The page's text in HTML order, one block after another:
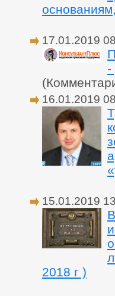
17.01.2019
-
16.01.2019
15.01.2019
2018 г )